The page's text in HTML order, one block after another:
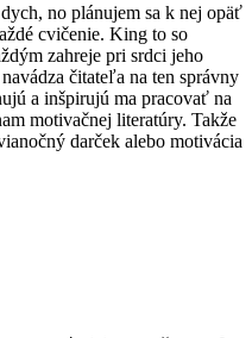
no plánujem sa k nej opäť
cvičenie. King to so
zahreje pri srdci jeho
čitateľa na ten správny
a inšpirujú ma pracovať na
motivačnej literatúry. Takže
darček alebo motivácia